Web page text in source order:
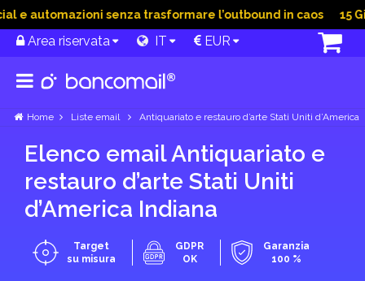
automazioni senza trasformare l’outbound in caos 15 Giu
Area riservata IT EUR
Home Liste email Antiquariato e restauro d’arte Stati Uniti d’America
Elenco email Antiquariato e
restauro d’arte Stati Uniti
d’America Indiana
Target
su misura
GDPR
OK
Garanzia
100 %